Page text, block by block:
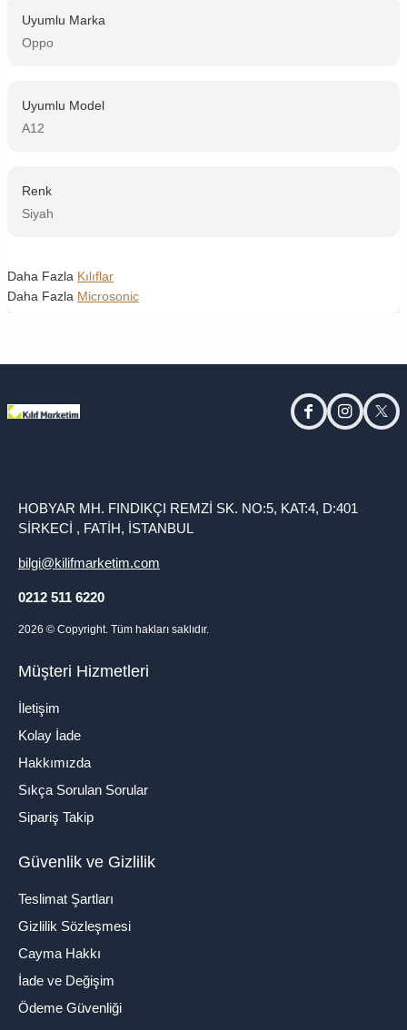
Uyumlu Marka
Oppo
Uyumlu Model
A12
Renk
Siyah
Daha Fazla Kılıflar
Daha Fazla Microsonic
facebookinstagram
HOBYAR MH. FINDIKÇI REMZİ SK. NO:5, KAT:4, D:401
SİRKECİ , FATİH, İSTANBUL
bilgi@kilifmarketim.com
0212 511 6220
2026 © Copyright. Tüm hakları saklıdır.
Müşteri Hizmetleri
İletişim
Kolay İade
Hakkımızda
Sıkça Sorulan Sorular
Sipariş Takip
Güvenlik ve Gizlilik
Teslimat Şartları
Gizlilik Sözleşmesi
Cayma Hakkı
İade ve Değişim
Ödeme Güvenliği